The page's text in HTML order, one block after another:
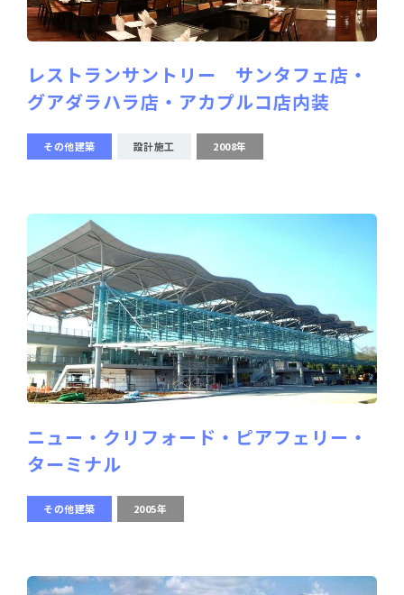
レストランサントリー サンタフェ店・
グアダラハラ店・アカプルコ店内装
その他建築 設計施工 2008年
ニュー・クリフォード・ピアフェリー・
ターミナル
その他建築 2005年